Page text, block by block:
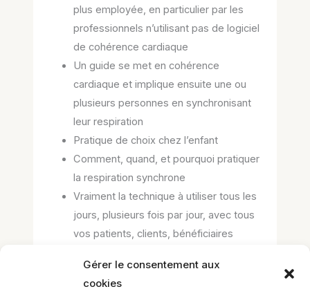
Gérer le consentement aux
cookies
plus employée, en particulier par les
professionnels n’utilisant pas de logiciel
de cohérence cardiaque
Un guide se met en cohérence
cardiaque et implique ensuite une ou
plusieurs personnes en synchronisant
leur respiration
Pratique de choix chez l’enfant
Comment, quand, et pourquoi pratiquer
la respiration synchrone
Vraiment la technique à utiliser tous les
jours, plusieurs fois par jour, avec tous
vos patients, clients, bénéficiaires
–> pour les commentaires, les questions de